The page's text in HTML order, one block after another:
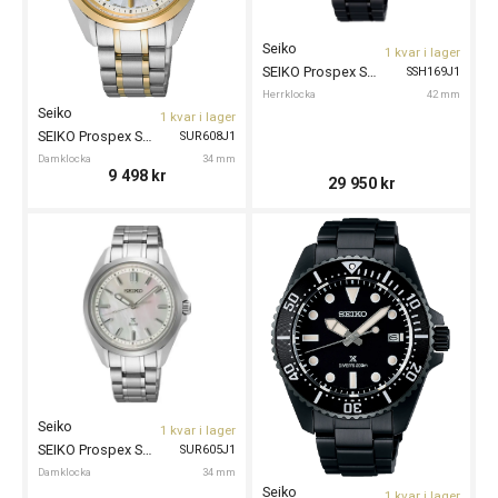
SUR608J1
Seiko
Damklocka 34 mm
SEIKO Prospex Sea 34mm
1 kvar i lager
9 498 kr
SSH169J1
Seiko
Herrklocka 42 mm
SEIKO Prospex Speedtimer GPS Solar 42mm 100th Anni
1 kvar i lager
29 950 kr
SUR605J1
Seiko
Damklocka 34 mm
SEIKO Prospex Sea 34mm
1 kvar i lager
Seiko